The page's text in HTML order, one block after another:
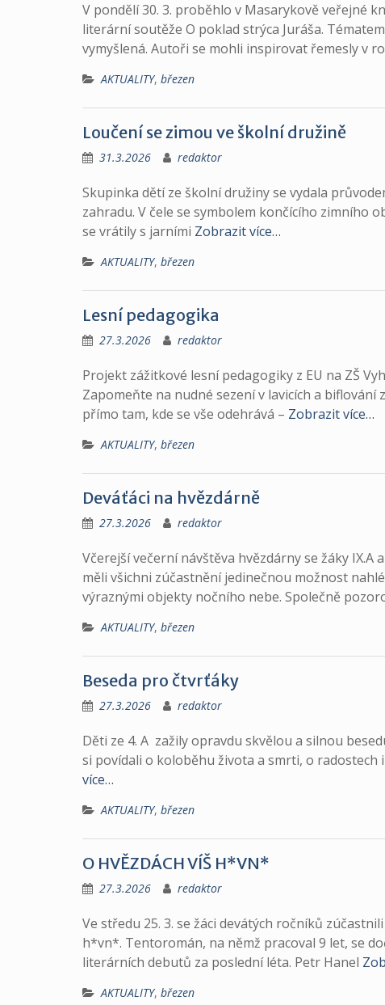
V pondělí 30. 3. proběhlo v Masarykově veřejné
literární soutěže O poklad strýca Juráša.
vymyšlená. Autoři se mohli inspirovat řemesly v
AKTUALITY, březen
Loučení se zimou ve školní družině
31.3.2026 redaktor
Skupinka dětí ze školní družiny se vydala
zahradu. V čele se symbolem končícího zimního
se vrátily s jarními Zobrazit více…
AKTUALITY, březen
Lesní pedagogika
27.3.2026 redaktor
Projekt zážitkové lesní pedagogiky z EU na ZŠ
Zapomeňte na nudné sezení v lavicích a
přímo tam, kde se vše odehrává – Zobrazit více…
AKTUALITY, březen
Deváťáci na hvězdárně
27.3.2026 redaktor
Včerejší večerní návštěva hvězdárny se žáky
měli všichni zúčastnění jedinečnou možnost
výraznými objekty nočního nebe. Společně
AKTUALITY, březen
Beseda pro čtvrťáky
27.3.2026 redaktor
Děti ze 4. A zažily opravdu skvělou a silnou
si povídali o koloběhu života a smrti, o radostech
více…
AKTUALITY, březen
O HVĚZDÁCH VÍŠ H*VN*
27.3.2026 redaktor
Ve středu 25. 3. se žáci devátých ročníků
h*vn*. Tentoromán, na němž pracoval 9 let, se
literárních debutů za poslední léta. Petr Hanel
AKTUALITY, březen